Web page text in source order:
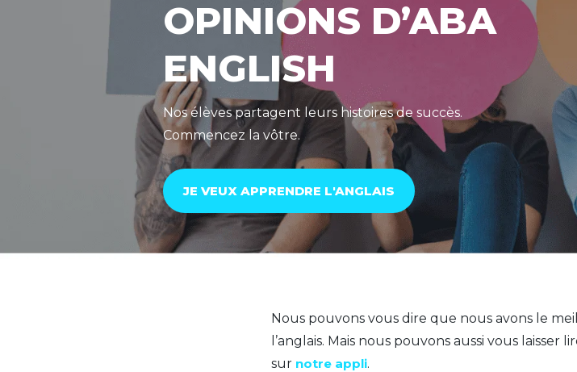
OPINIONS D’ABA
ENGLISH
Nos élèves partagent leurs histoires de succès.
Commencez la vôtre.
JE VEUX APPRENDRE L'ANGLAIS
Nous pouvons vous dire que nous avons le
l’anglais. Mais nous pouvons aussi vous laisser
sur notre appli.